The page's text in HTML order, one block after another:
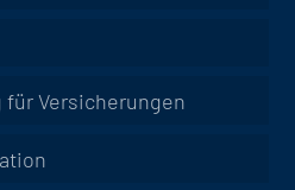
Versicherungen